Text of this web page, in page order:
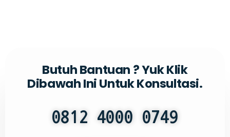
Butuh Bantuan ? Yuk Klik
Dibawah Ini Untuk Konsultasi.
0812 4000 0749